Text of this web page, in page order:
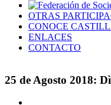
OTRAS
CONOCE
ENLACES
CONTACTO
25 de Agosto 2018: